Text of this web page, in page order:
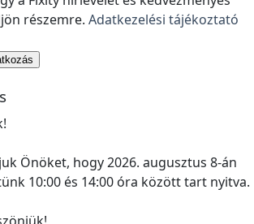
részemre. Adatkezelési tájékoztató
Önöket, hogy 2026. augusztus 8-án
10:00 és 14:00 óra között tart nyitva.